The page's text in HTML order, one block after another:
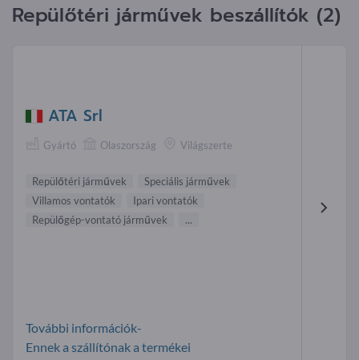
Repülőtéri járművek beszállítók (2)
ATA Srl
Gyártó Olaszország Világszerte
Repülőtéri járművek
Speciális járművek
Villamos vontatók
Ipari vontatók
Repülőgép-vontató járművek
...
További információk-
Ennek a szállítónak a termékei